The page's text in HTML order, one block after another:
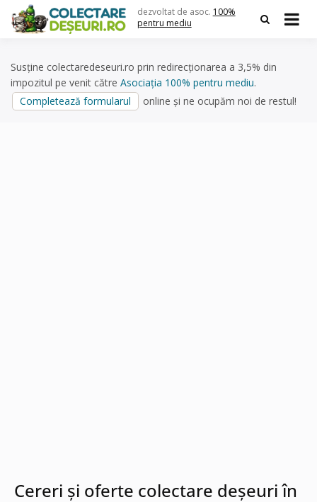
content
dezvoltat de asoc. 100%
pentru mediu
Susține colectaredeseuri.ro prin redirecționarea a 3,5% din
impozitul pe venit către Asociația 100% pentru mediu.
Completează formularul
online și ne ocupăm noi de restul!
Cereri și oferte colectare deșeuri în